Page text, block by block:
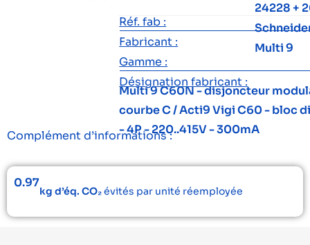
Réf. fab :
24228 +
Fabricant :
Gamme :
Multi 9
Désignation fabricant :
Multi 9 C60N - disjoncteur
courbe C / Acti9 Vigi C60 - bloc
- 4P - 220..415V - 300mA
Complément d’informations :
0.97
kg d’éq. CO₂évités par unité réemployée